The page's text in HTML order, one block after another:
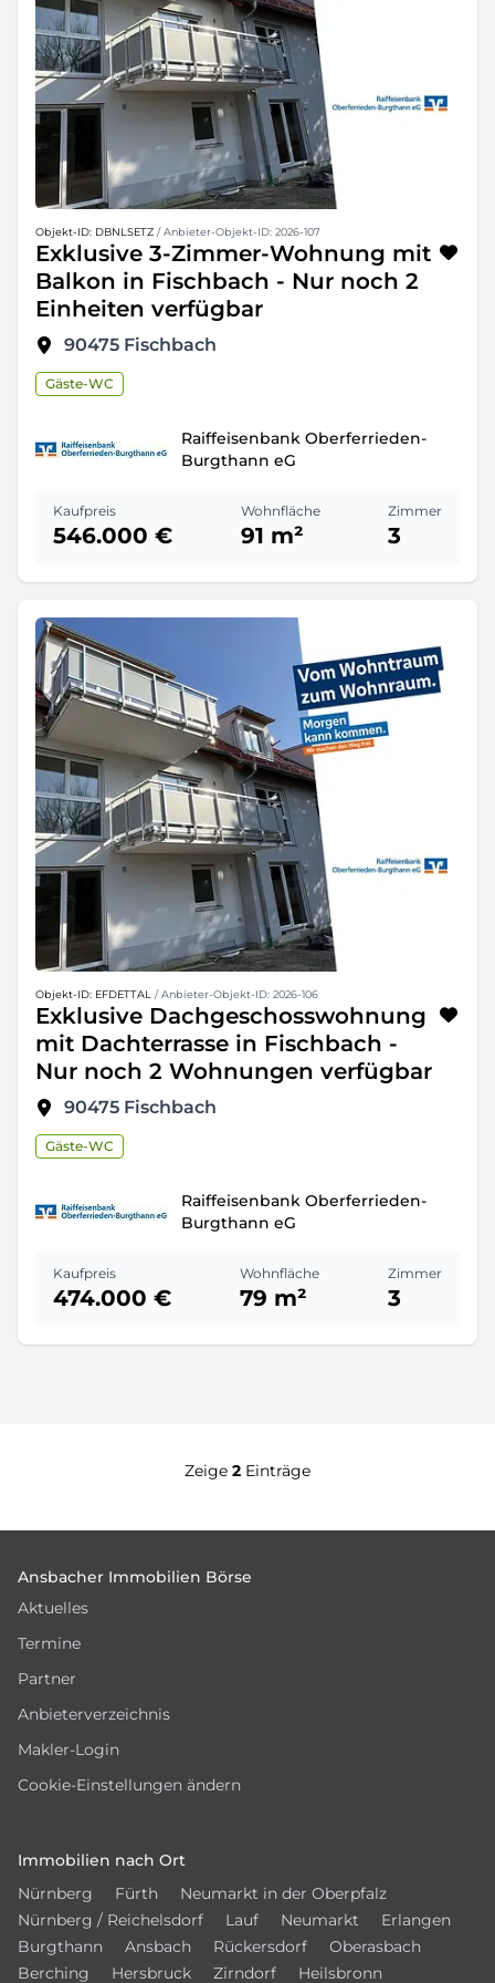
Objekt-ID: DBNLSETZ / Anbieter-Objekt-ID: 2026-107
Exklusive 3-Zimmer-Wohnung mit
Balkon in Fischbach - Nur noch 2
Einheiten verfügbar
90475 Fischbach
Gäste-WC
Raiffeisenbank Oberferrieden-
Burgthann eG
Kaufpreis
546.000 €
Wohnfläche
91 m²
Zimmer
3
Objekt-ID: EFDETTAL / Anbieter-Objekt-ID: 2026-106
Exklusive Dachgeschosswohnung
mit Dachterrasse in Fischbach -
Nur noch 2 Wohnungen verfügbar
90475 Fischbach
Gäste-WC
Raiffeisenbank Oberferrieden-
Burgthann eG
Kaufpreis
474.000 €
Wohnfläche
79 m²
Zimmer
3
Zeige 2 Einträge
Ansbacher Immobilien Börse
Aktuelles
Termine
Partner
Anbieterverzeichnis
Makler-Login
Cookie-Einstellungen ändern
Immobilien nach Ort
Nürnberg
Fürth
Neumarkt in der Oberpfalz
Nürnberg / Reichelsdorf
Lauf Neumarkt
Erlangen
Burgthann
Ansbach Rückersdorf
Oberasbach
Berching
Hersbruck Zirndorf Heilsbronn